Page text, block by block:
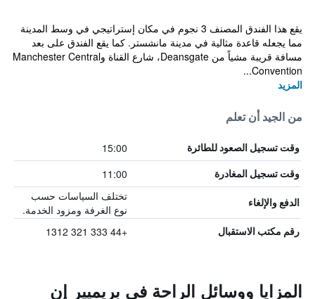
يقع هذا الفندق المصنف 3 نجوم في مكان إستراتيجي في وسط المدينة
مما يجعله قاعدة مثالية في مدينة مانشستر. كما يقع الفندق على بعد
مسافة قريبة مشياً من Deansgate، شارع القناة وManchester Central
Convention...
المزيد
من الجيد أن تعلم
وقت تسجيل الصعود للطائرة 15:00
وقت تسجيل المغادرة 11:00
الدفع والإلغاء
تختلف السياسات حسب
نوع الغرفة ومزود الخدمة.
رقم مكتب الاستقبال +44 333 321 1312
المزايا ووسائل الراحة في بريميير إن